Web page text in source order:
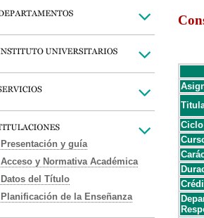
Presentación y guía
Acceso y Normativa Académica
Datos del Título
Planificación de la Enseñanza
Ciclo